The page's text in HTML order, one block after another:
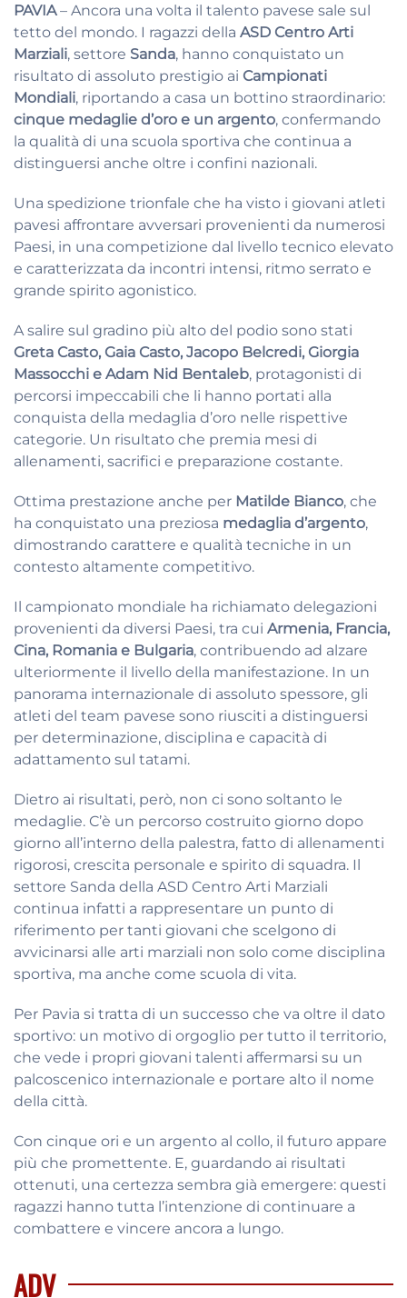
PAVIA– Ancora una volta il talento pavese sale sul
tetto del mondo. I ragazzi della ASD Centro Arti
Marziali, settore Sanda, hanno conquistato un
risultato di assoluto prestigio ai Campionati
Mondiali, riportando a casa un bottino straordinario:
cinque medaglie d’oro e un argento, confermando
la qualità di una scuola sportiva che continua a
distinguersi anche oltre i confini nazionali.
Una spedizione trionfale che ha visto i giovani atleti
pavesi affrontare avversari provenienti da numerosi
Paesi, in una competizione dal livello tecnico elevato
e caratterizzata da incontri intensi, ritmo serrato e
grande spirito agonistico.
A salire sul gradino più alto del podio sono stati
Greta Casto, Gaia Casto, Jacopo Belcredi, Giorgia
Massocchi e Adam Nid Bentaleb, protagonisti di
percorsi impeccabili che li hanno portati alla
conquista della medaglia d’oro nelle rispettive
categorie. Un risultato che premia mesi di
allenamenti, sacrifici e preparazione costante.
Ottima prestazione anche per Matilde Bianco, che
ha conquistato una preziosa medaglia d’argento,
dimostrando carattere e qualità tecniche in un
contesto altamente competitivo.
Il campionato mondiale ha richiamato delegazioni
provenienti da diversi Paesi, tra cui Armenia, Francia,
Cina, Romania e Bulgaria, contribuendo ad alzare
ulteriormente il livello della manifestazione. In un
panorama internazionale di assoluto spessore, gli
atleti del team pavese sono riusciti a distinguersi
per determinazione, disciplina e capacità di
adattamento sul tatami.
Dietro ai risultati, però, non ci sono soltanto le
medaglie. C’è un percorso costruito giorno dopo
giorno all’interno della palestra, fatto di allenamenti
rigorosi, crescita personale e spirito di squadra. Il
settore Sanda della ASD Centro Arti Marziali
continua infatti a rappresentare un punto di
riferimento per tanti giovani che scelgono di
avvicinarsi alle arti marziali non solo come disciplina
sportiva, ma anche come scuola di vita.
Per Pavia si tratta di un successo che va oltre il dato
sportivo: un motivo di orgoglio per tutto il territorio,
che vede i propri giovani talenti affermarsi su un
palcoscenico internazionale e portare alto il nome
della città.
Con cinque ori e un argento al collo, il futuro appare
più che promettente. E, guardando ai risultati
ottenuti, una certezza sembra già emergere: questi
ragazzi hanno tutta l’intenzione di continuare a
combattere e vincere ancora a lungo.
ADV